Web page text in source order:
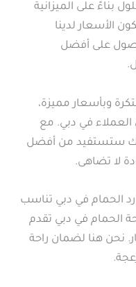
بناءً على الميزانية
الأسعار لدينا
على أفضل
وبأسعار مميزة،
العملاء في دبي. مع
ستستفيد من أفضل
لا تضاهى.
الحمام في دبي تناسب
الحمام في دبي تقدم
نحن هنا لضمان راحة